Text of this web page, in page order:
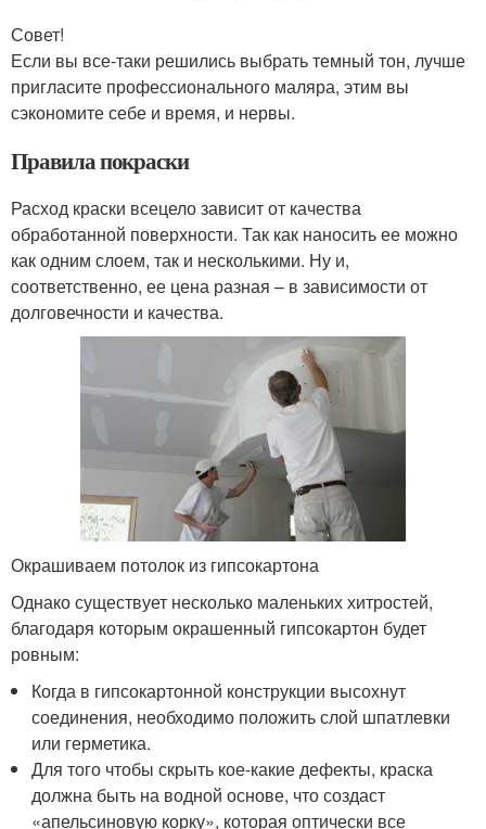
Совет!
Если вы все-таки решились выбрать темный тон, лучше
пригласите профессионального маляра, этим вы
сэкономите себе и время, и нервы.
Правила покраски
Расход краски всецело зависит от качества
обработанной поверхности. Так как наносить ее можно
как одним слоем, так и несколькими. Ну и,
соответственно, ее цена разная – в зависимости от
долговечности и качества.
Окрашиваем потолок из гипсокартона
Однако существует несколько маленьких хитростей,
благодаря которым окрашенный гипсокартон будет
ровным:
Когда в гипсокартонной конструкции высохнут
соединения, необходимо положить слой шпатлевки
или герметика.
Для того чтобы скрыть кое-какие дефекты, краска
должна быть на водной основе, что создаст
«апельсиновую корку», которая оптически все